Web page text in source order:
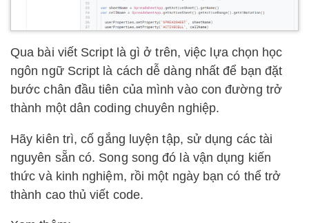
Qua bài viết Script là gì ở trên, việc lựa chọn học
ngôn ngữ Script là cách dễ dàng nhất để bạn đặt
bước chân đầu tiên của mình vào con đường trở
thành một dân coding chuyên nghiệp.
Hãy kiên trì, cố gắng luyện tập, sử dụng các tài
nguyên sẵn có. Song song đó là vận dụng kiến
thức và kinh nghiệm, rồi một ngày bạn có thể trở
thành cao thủ viết code.